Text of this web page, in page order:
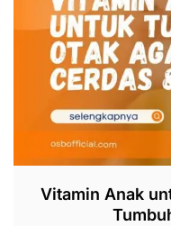
Vitamin Anak